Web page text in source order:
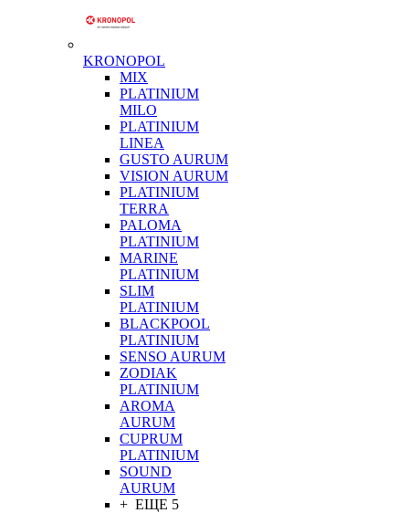
KRONOPOL
MIX
PLATINIUM
MILO
PLATINIUM
LINEA
GUSTO AURUM
VISION AURUM
PLATINIUM
TERRA
PALOMA
PLATINIUM
MARINE
PLATINIUM
SLIM
PLATINIUM
BLACKPOOL
PLATINIUM
SENSO AURUM
ZODIAK
PLATINIUM
AROMA
AURUM
CUPRUM
PLATINIUM
SOUND
AURUM
+ ЕЩЕ 5